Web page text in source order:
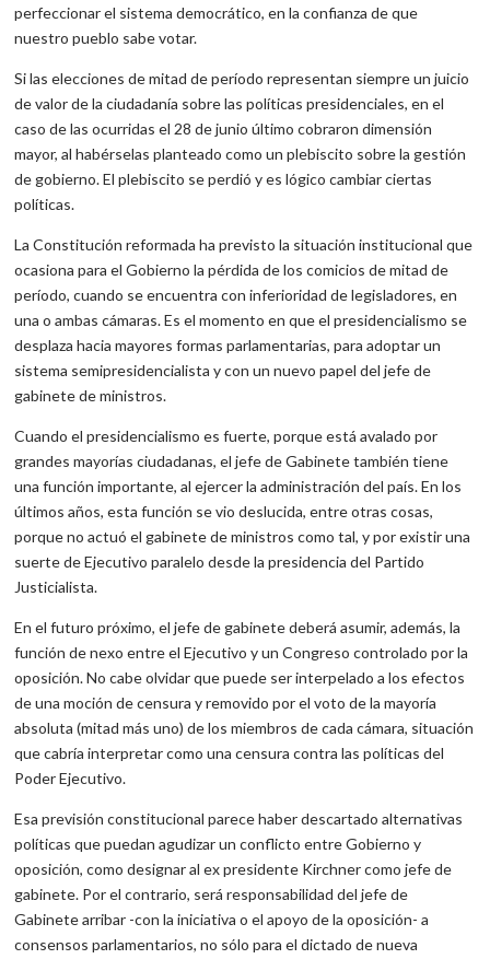
perfeccionar el sistema democrático, en la confianza de que
nuestro pueblo sabe votar.
Si las elecciones de mitad de período representan siempre un juicio
de valor de la ciudadanía sobre las políticas presidenciales, en el
caso de las ocurridas el 28 de junio último cobraron dimensión
mayor, al habérselas planteado como un plebiscito sobre la gestión
de gobierno. El plebiscito se perdió y es lógico cambiar ciertas
políticas.
La Constitución reformada ha previsto la situación institucional que
ocasiona para el Gobierno la pérdida de los comicios de mitad de
período, cuando se encuentra con inferioridad de legisladores, en
una o ambas cámaras. Es el momento en que el presidencialismo se
desplaza hacia mayores formas parlamentarias, para adoptar un
sistema semipresidencialista y con un nuevo papel del jefe de
gabinete de ministros.
Cuando el presidencialismo es fuerte, porque está avalado por
grandes mayorías ciudadanas, el jefe de Gabinete también tiene
una función importante, al ejercer la administración del país. En los
últimos años, esta función se vio deslucida, entre otras cosas,
porque no actuó el gabinete de ministros como tal, y por existir una
suerte de Ejecutivo paralelo desde la presidencia del Partido
Justicialista.
En el futuro próximo, el jefe de gabinete deberá asumir, además, la
función de nexo entre el Ejecutivo y un Congreso controlado por la
oposición. No cabe olvidar que puede ser interpelado a los efectos
de una moción de censura y removido por el voto de la mayoría
absoluta (mitad más uno) de los miembros de cada cámara, situación
que cabría interpretar como una censura contra las políticas del
Poder Ejecutivo.
Esa previsión constitucional parece haber descartado alternativas
políticas que puedan agudizar un conflicto entre Gobierno y
oposición, como designar al ex presidente Kirchner como jefe de
gabinete. Por el contrario, será responsabilidad del jefe de
Gabinete arribar -con la iniciativa o el apoyo de la oposición- a
consensos parlamentarios, no sólo para el dictado de nueva